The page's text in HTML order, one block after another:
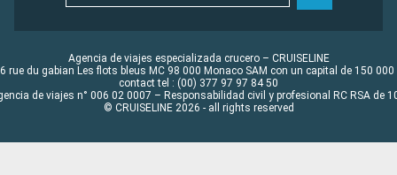
Agencia de viajes especializada crucero – CRUISELINE
rue du gabian Les flots bleus MC 98 000 Monaco SAM con un capital de 150 000
contact tel : (00) 377 97 97 84 50
de viajes n° 006 02 0007 – Responsabilidad civil y profesional RC RSA de
© CRUISELINE 2026 - all rights reserved